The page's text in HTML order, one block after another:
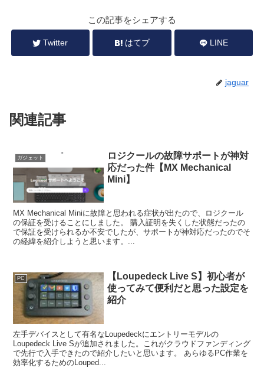
この記事をシェアする
Twitter はてブ LINE
jaguar
関連記事
ガジェット
ロジクールの故障サポートが神対
応だった件【MX Mechanical
Mini】
MX Mechanical Miniに故障と思われる症状が出たので、ロジクール
の保証を受けることにしました。 購入証明を失くした状態だったの
で保証を受けられるか不安でしたが、サポートが神対応だったのでそ
の経緯を紹介しようと思います。...
PC
【Loupedeck Live S】初心者が
使ってみて便利だと思った設定を
紹介
左手デバイスとして有名なLoupedeckにエントリーモデルの
Loupedeck Live Sが追加されました。これがクラウドファンディング
で先行で入手できたので紹介したいと思います。 あらゆるPC作業を
効率化するためのLouped...